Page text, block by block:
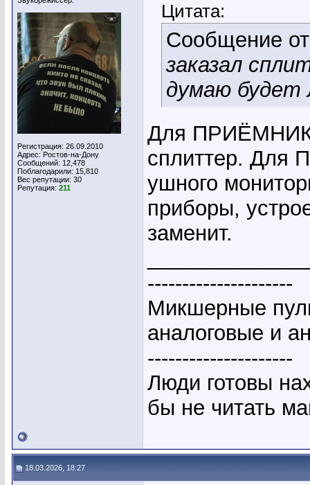
Регистрация: 26.09.2010
Адрес: Ростов-на-Дону
Сообщений: 12,478
Поблагодарили: 15,810
Вес репутации: 30
Репутация: 211
Цитата:
Сообщение
заказал
думаю будет
Для
сплиттер. Для
ушного
приборы,
заменит.
---------------------
Микшерные
аналоговые и
---------------------
Люди готовы
бы не читать
18.03.2026, 18:27